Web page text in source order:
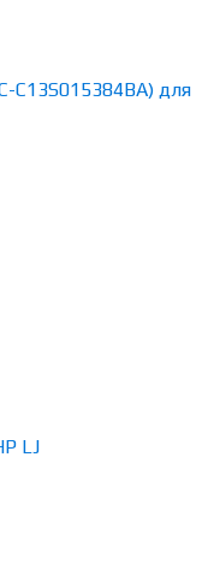
C13S015384BA) для